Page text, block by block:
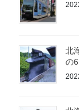
北
の6